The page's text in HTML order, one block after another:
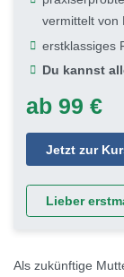
vermittelt von
erstklassiges
Du kannst
ab 99 €
Jetzt zur
Lieber
Als zukünftige